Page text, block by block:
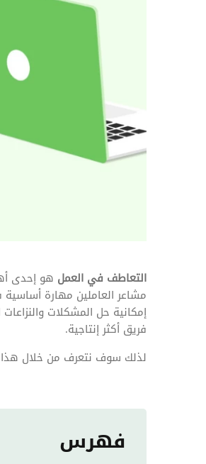
التعاطف في العمل هو إحدى
مشاعر العاملين مهارة
إمكانية حل المشكلات
فريق أكثر إنتاجية.
لذلك سوف نتعرف من خلال هذا
فهرس
تحسين متابعة مهام وقوائم التحقق
بالموارد البشرية
تتبع التأمين الصحي
قم بتتبع طلبات استرداد تكاليف الرعاية